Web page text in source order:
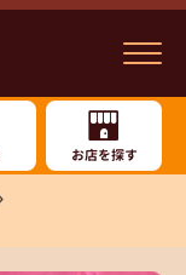
お店を探す